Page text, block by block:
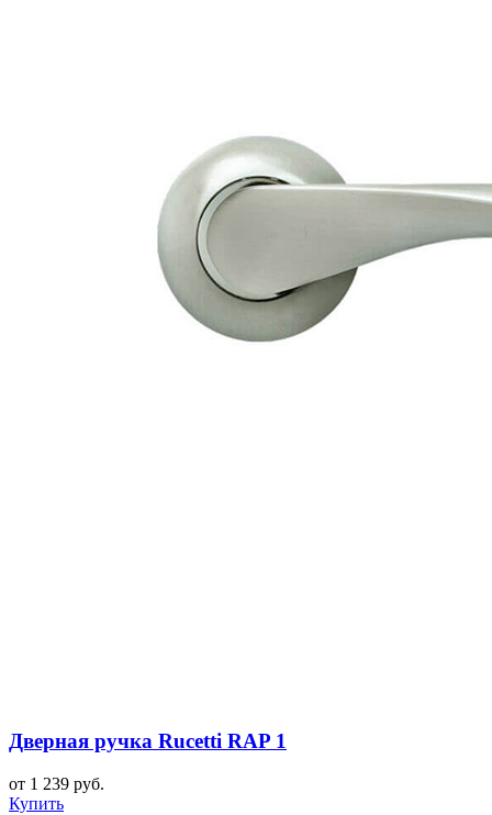
Дверная ручка Rucetti RAP 1
от 1 239 руб.
Купить